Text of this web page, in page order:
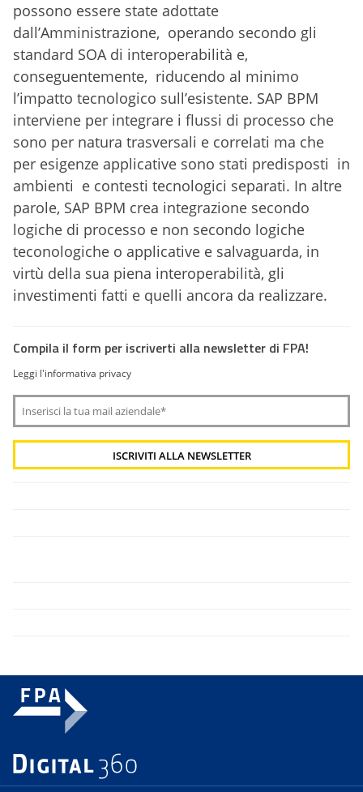
possono essere state adottate
dall’Amministrazione, operando secondo gli
standard SOA di interoperabilità e,
conseguentemente, riducendo al minimo
l’impatto tecnologico sull’esistente. SAP BPM
interviene per integrare i flussi di processo che
sono per natura trasversali e correlati ma che
per esigenze applicative sono stati predisposti in
ambienti e contesti tecnologici separati. In altre
parole, SAP BPM crea integrazione secondo
logiche di processo e non secondo logiche
teconologiche o applicative e salvaguarda, in
virtù della sua piena interoperabilità, gli
investimenti fatti e quelli ancora da realizzare.
Compila il form per iscriverti alla newsletter di FPA!
Leggi l'informativa privacy